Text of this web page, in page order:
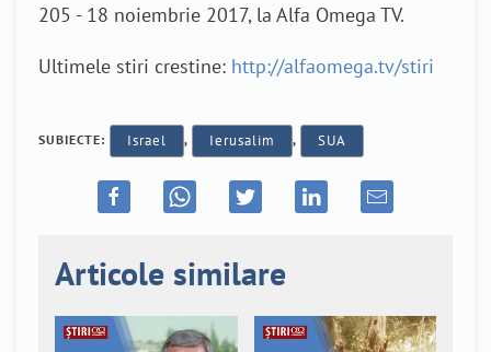
205 - 18 noiembrie 2017, la Alfa Omega TV.
Ultimele stiri crestine: http://alfaomega.tv/stiri
SUBIECTE: Israel , Ierusalim , SUA
Articole similare